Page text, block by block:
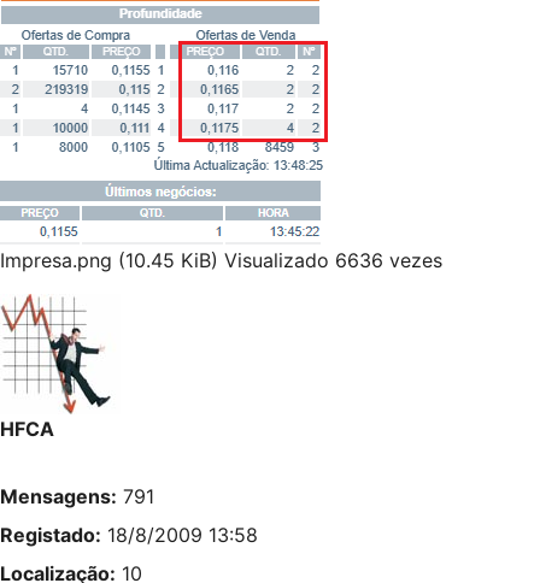
Impresa.png (10.45 KiB) Visualizado 6636 vezes
HFCA
Mensagens: 791
Registado: 18/8/2009 13:58
Localização: 10